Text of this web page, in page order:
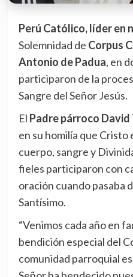
Perú Católico, líder en
Solemnidad de Corpus
Antonio de Padua, en
participaron de la
Sangre del Señor Jesús.
El Padre párroco David
en su homilía que
cuerpo, sangre y
fieles participaron con
oración cuando pasaba
Santísimo.
“Venimos cada año en
bendición especial del
comunidad parroquial